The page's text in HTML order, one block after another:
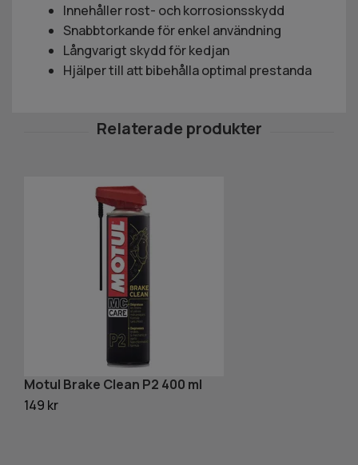
Innehåller rost- och korrosionsskydd
Snabbtorkande för enkel användning
Långvarigt skydd för kedjan
Hjälper till att bibehålla optimal prestanda
Motul Brake Clean P2 400 ml
149 kr